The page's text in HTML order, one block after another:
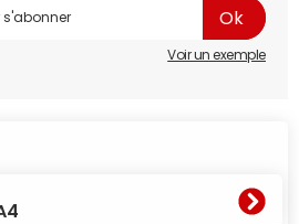
Voir un exemple